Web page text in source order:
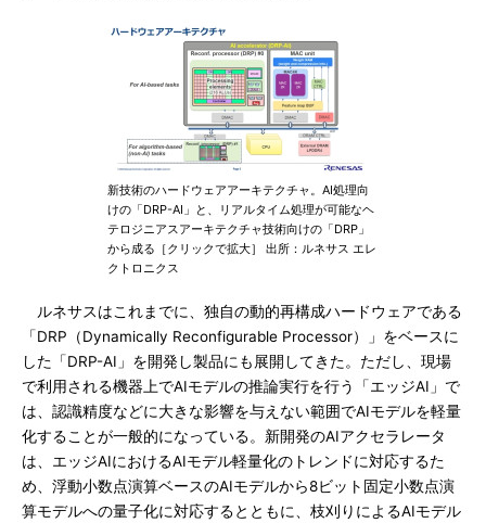
新技術のハードウェアアーキテクチャ。AI処理向
けの「DRP-AI」と、リアルタイム処理が可能なヘ
テロジニアスアーキテクチャ技術向けの「DRP」
から成る［クリックで拡大］ 出所：ルネサス エレ
クトロニクス
ルネサスはこれまでに、独自の動的再構成ハードウェアである
「DRP（Dynamically Reconfigurable Processor）」をベースに
した「DRP-AI」を開発し製品にも展開してきた。ただし、現場
で利用される機器上でAIモデルの推論実行を行う「エッジAI」で
は、認識精度などに大きな影響を与えない範囲でAIモデルを軽量
化することが一般的になっている。新開発のAIアクセラレータ
は、エッジAIにおけるAIモデル軽量化のトレンドに対応するた
め、浮動小数点演算ベースのAIモデルから8ビット固定小数点演
算モデルへの量子化に対応するとともに、枝刈りによるAIモデル